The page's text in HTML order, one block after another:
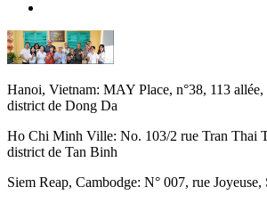
Hanoi, Vietnam: MAY Place, n°38, 113
district de Dong Da
Ho Chi Minh Ville: No. 103/2 rue Tran Thai
district de Tan Binh
Siem Reap, Cambodge: N° 007, rue